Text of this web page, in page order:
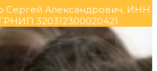
Сергей Александрович, ИНН
320312300020421